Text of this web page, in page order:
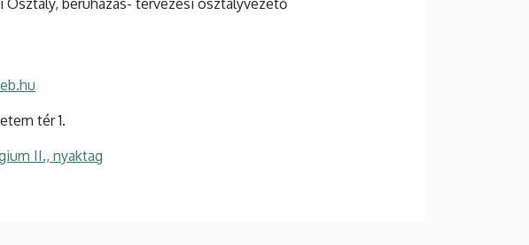
Osztály, beruházás- tervezési osztályvezető
tér 1.
II., nyaktag